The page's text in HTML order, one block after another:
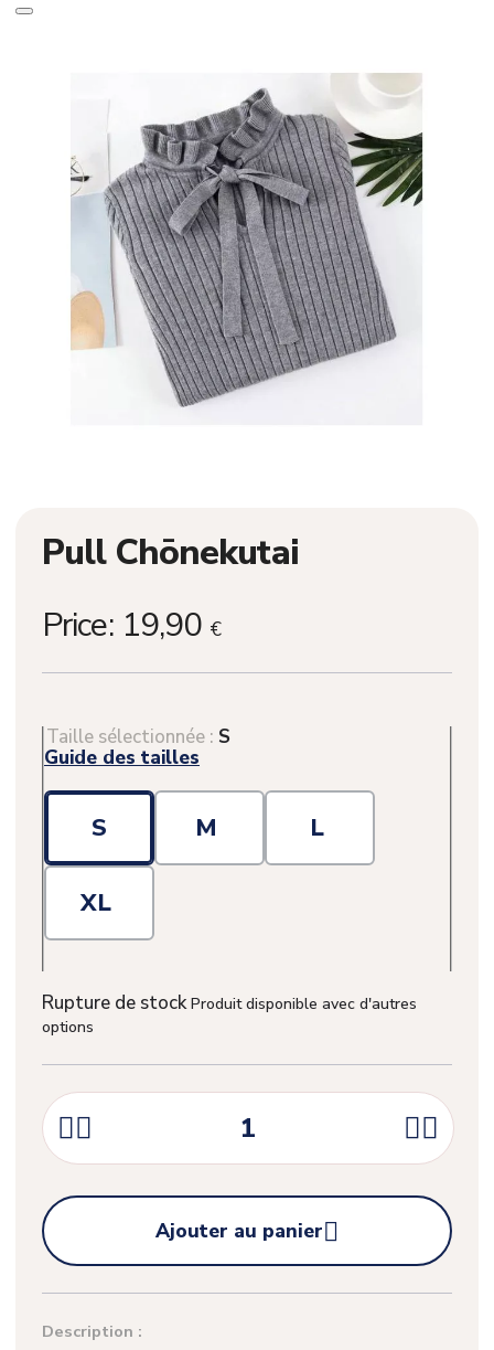
Pull Chōnekutai
Price: 19,90 €
Taille sélectionnée : S
Guide des tailles
S M L
XL
Rupture de stock Produit disponible avec d'autres
options
 

Ajouter au panier
Description :